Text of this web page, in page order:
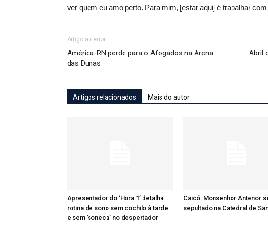
ver quem eu amo perto. Para mim, [estar aqui] é trabalhar
Artigo anterior
América-RN perde para o Afogados na Arena
das Dunas
Abril
Artigos relacionados Mais do autor
Apresentador do ‘Hora 1’ detalha
rotina de sono sem cochilo à tarde
e sem ‘soneca’ no despertador
Caicó: Monsenhor Antenor
sepultado na Catedral de